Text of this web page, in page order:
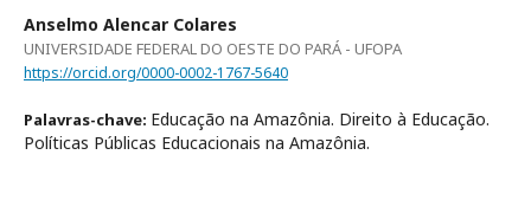
Anselmo Alencar Colares
UNIVERSIDADE FEDERAL DO OESTE DO PARÁ - UFOPA
https://orcid.org/0000-0002-1767-5640
Palavras-chave: Educação na Amazônia. Direito à Educação.
Políticas Públicas Educacionais na Amazônia.